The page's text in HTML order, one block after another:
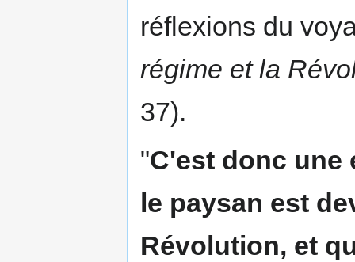
réflexions du
régime et la
37).
"C'est donc une
le paysan est
Révolution, et